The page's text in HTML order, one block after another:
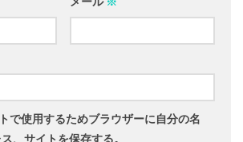
で使用するためブラウザーに自分の名